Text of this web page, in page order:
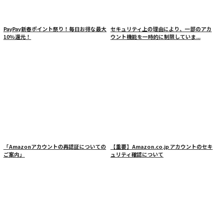
PayPay新春ポイント祭り！毎日お得な最大
10%還元！
セキュリティ上の理由により、一部のアカ
ウント機能を一時的に制限していま...
「Amazonアカウントの再認証についての
ご案内」
【重要】Amazon.co.jp アカウントのセキ
ュリティ確認について